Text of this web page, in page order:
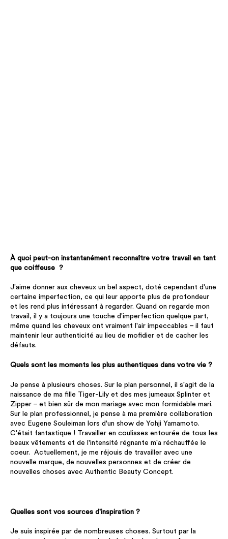
À quoi peut-on instantanément reconnaître votre travail en tant
que coiffeuse ?
J'aime donner aux cheveux un bel aspect, doté cependant d'une
certaine imperfection, ce qui leur apporte plus de profondeur
et les rend plus intéressant à regarder. Quand on regarde mon
travail, il y a toujours une touche d'imperfection quelque part,
même quand les cheveux ont vraiment l'air impeccables – il faut
maintenir leur authenticité au lieu de mofidier et de cacher les
défauts.
Quels sont les moments les plus authentiques dans votre vie ?
Je pense à plusieurs choses. Sur le plan personnel, il s'agit de la
naissance de ma fille Tiger-Lily et des mes jumeaux Splinter et
Zipper – et bien sûr de mon mariage avec mon formidable mari.
Sur le plan professionnel, je pense à ma première collaboration
avec Eugene Souleiman lors d'un show de Yohji Yamamoto.
C'était fantastique ! Travailler en coulisses entourée de tous les
beaux vêtements et de l'intensité régnante m'a réchauffée le
coeur. Actuellement, je me réjouis de travailler avec une
nouvelle marque, de nouvelles personnes et de créer de
nouvelles choses avec Authentic Beauty Concept.
Quelles sont vos sources d'inspiration ?
Je suis inspirée par de nombreuses choses. Surtout par la